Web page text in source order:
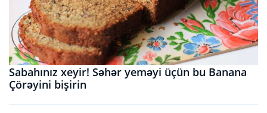
Sabahınız xeyir! Səhər yeməyi üçün bu Banana
Çörəyini bişirin